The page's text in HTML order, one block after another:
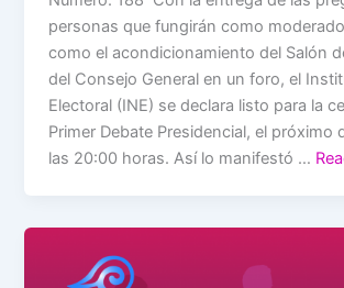
personas que fungirán como
como el acondicionamiento del Salón
del Consejo General en un foro, el
Electoral (INE) se declara listo para la
Primer Debate Presidencial, el próximo
las 20:00 horas. Así lo manifestó …